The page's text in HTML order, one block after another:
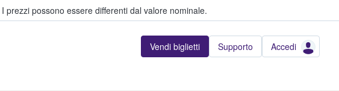
I prezzi possono essere differenti dal valore nominale.
Vendi biglietti Supporto Accedi